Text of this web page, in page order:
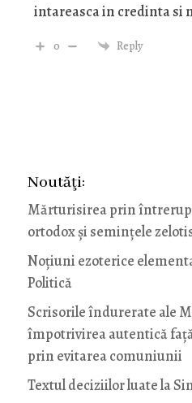
intareasca in credinta si
0 Reply
Noutăţi:
Mărturisirea prin
ortodox și semințele
Noţiuni ezoterice
Politică
Scrisorile îndurerate ale
împotrivirea autentică
prin evitarea comuniunii
Textul deciziilor luate la